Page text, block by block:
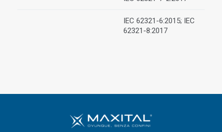
IEC 62321-6:2015; IEC
62321-8:2017